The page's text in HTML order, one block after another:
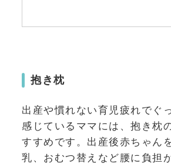
抱き枕
出産や慣れない育児疲れでぐ
感じているママには、抱き枕
すすめです。出産後赤ちゃん
乳、おむつ替えなど腰に負担